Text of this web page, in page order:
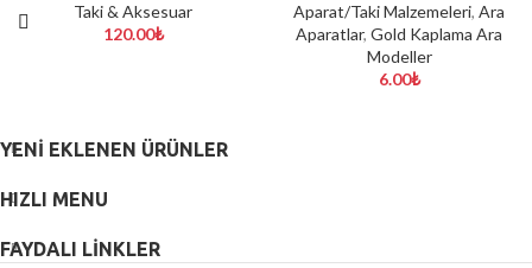
Taki & Aksesuar
120.00₺
Aparat/Taki Malzemeleri, Ara
Aparatlar, Gold Kaplama Ara
Modeller
6.00₺
YENI EKLENEN ÜRÜNLER
HIZLI MENU
FAYDALI LİNKLER